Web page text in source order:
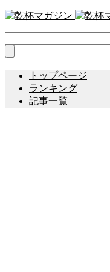
トップページ
ランキング
記事一覧